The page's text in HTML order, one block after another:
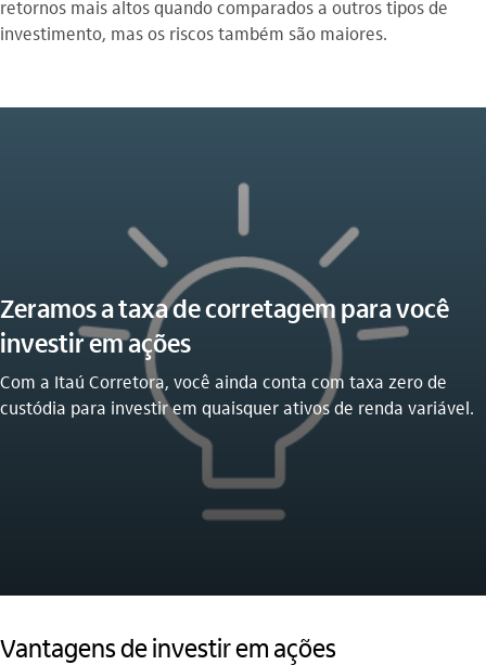
retornos mais altos quando comparados a outros tipos de
investimento, mas os riscos também são maiores.
Zeramos a taxa de corretagem para você
investir em ações
Com a Itaú Corretora, você ainda conta com taxa zero de
custódia para investir em quaisquer ativos de renda variável.
Vantagens de investir em ações